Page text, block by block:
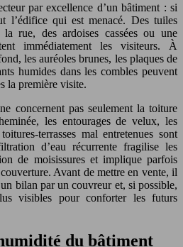
par excellence d’un bâtiment : si
l’édifice qui est menacé. Des tuiles
la rue, des ardoises cassées ou une
immédiatement les visiteurs. À
les auréoles brunes, les plaques de
humides dans les combles peuvent
la première visite.
concernent pas seulement la toiture
les entourages de velux, les
terrasses mal entretenues sont
d’eau récurrente fragilise les
de moisissures et implique parfois
Avant de mettre en vente, il
bilan par un couvreur et, si possible,
visibles pour conforter les futurs
du bâtiment